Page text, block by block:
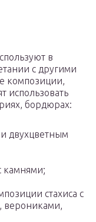
в
с другими
композиции,
использовать
бордюрах:
и двухцветным
камнями;
стахиса с
верониками,